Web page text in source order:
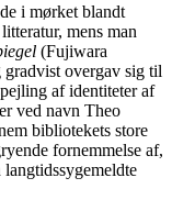
i mørket blandt
mens man
(Fujiwara
gradvist overgav sig til
af identiteter af
ved navn Theo
bibliotekets store
fornemmelse af,